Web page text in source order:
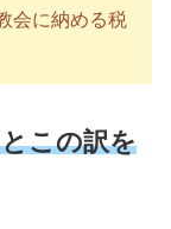
会に納める税
この訳を